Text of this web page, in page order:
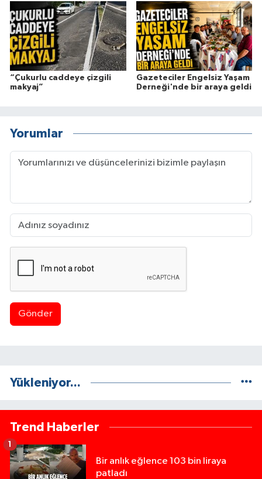
“Çukurlu caddeye çizgili
makyaj”
Gazeteciler Engelsiz Yaşam
Derneği'nde bir araya geldi
Yorumlar
Gönder
Yükleniyor...
Trend Haberler
Bir anlık eğlence 103 bin liraya
patladı
1